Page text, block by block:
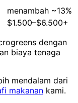
menambah ~13%
$1.500–$6.500+
dengan
biaya tenaga
mendalam dari
makanan kami.